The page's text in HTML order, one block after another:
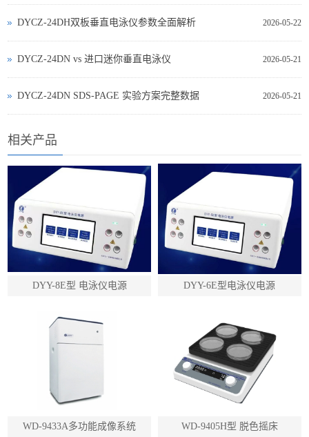
2026-05-22
DYCZ-24DH双板垂直电泳仪参数全面解析
2026-05-21
DYCZ‑24DN vs 进口迷你垂直电泳仪
2026-05-21
DYCZ‑24DN SDS‑PAGE 实验方案完整数据
相关产品
DYY-8E型 电泳仪电源 DYY-6E型电泳仪电源
WD-9433A多功能成像系统 WD-9405H型 脱色摇床